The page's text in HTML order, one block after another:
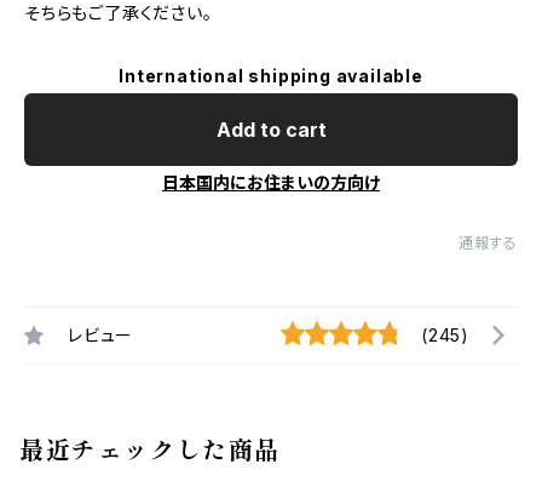
そちらもご了承ください。
International shipping available
Add to cart
日本国内にお住まいの方向け
通報する
レビュー (245)
最近チェックした商品